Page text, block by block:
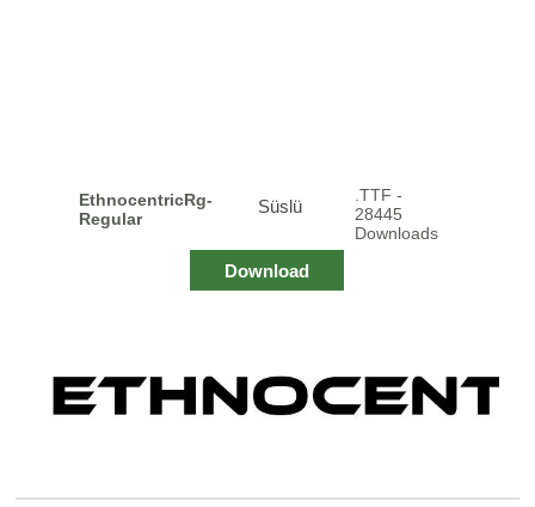
EthnocentricRg-
Regular
Süslü
.TTF -
28445
Downloads
Download